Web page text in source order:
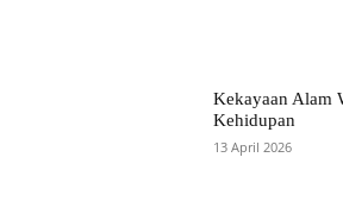
Kekayaan Alam
Kehidupan
13 April 2026